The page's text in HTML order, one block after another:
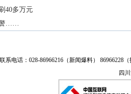
40多万元
警……
联系电话：028-86966216（新闻爆料） 86966228
四